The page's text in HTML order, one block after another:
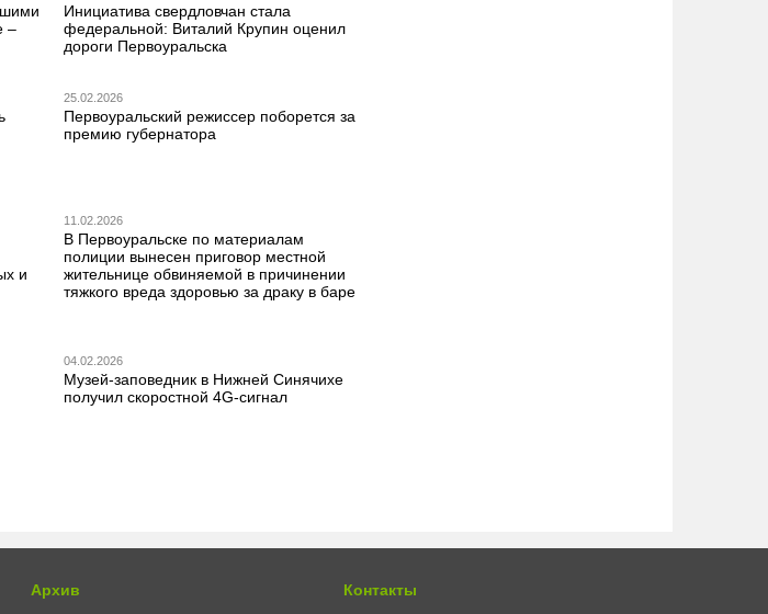
–
Инициатива свердловчан стала
федеральной: Виталий Крупин оценил
дороги Первоуральска
25.02.2026
Первоуральский режиссер поборется за
премию губернатора
и
11.02.2026
В Первоуральске по материалам
полиции вынесен приговор местной
жительнице обвиняемой в причинении
тяжкого вреда здоровью за драку в баре
04.02.2026
Музей-заповедник в Нижней Синячихе
получил скоростной 4G-сигнал
Архив Контакты